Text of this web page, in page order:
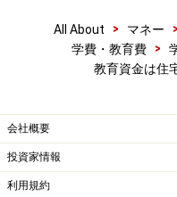
All About > マネー >
学費・教育費
>
教育資金は住
会社概要
投資家情報
利用規約